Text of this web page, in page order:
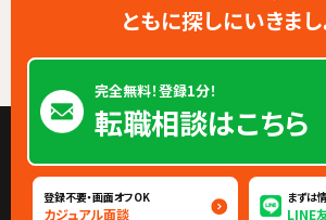
ともに探しにいきまし
完全無料！登録1分！
転職相談はこちら
登録不要・画面オフOK
カジュアル面談
まずは
LINE